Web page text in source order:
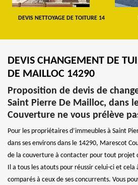
DEVIS NETTOYAGE DE TOITURE 14
DEVIS CHANGEMENT DE
DE MAILLOC 14290
Proposition de devis de
Saint Pierre De Mailloc, dans
Couverture ne vous prélève
Pour les propriétaires d’immeubles à Saint
dans ses environs dans le 14290, Marescot
de la couverture à contacter pour tout projet
Il a tous les atouts pour réussir celui-ci et cela
comparés à ceux de ses concurrents. Vous